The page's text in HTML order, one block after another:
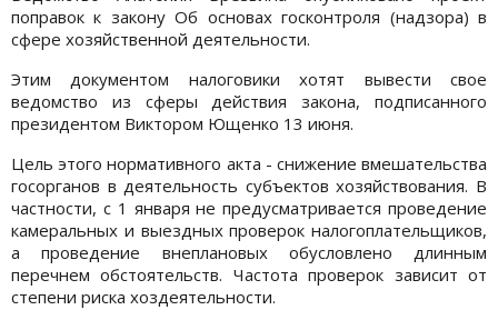
поправок к закону Об основах госконтроля (надзора) в
сфере хозяйственной деятельности.
Этим документом налоговики хотят вывести свое
ведомство из сферы действия закона, подписанного
президентом Виктором Ющенко 13 июня.
Цель этого нормативного акта - снижение вмешательства
госорганов в деятельность субъектов хозяйствования. В
частности, с 1 января не предусматривается проведение
камеральных и выездных проверок налогоплательщиков,
а проведение внеплановых обусловлено длинным
перечнем обстоятельств. Частота проверок зависит от
степени риска хоздеятельности.